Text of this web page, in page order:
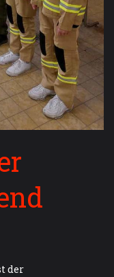
der